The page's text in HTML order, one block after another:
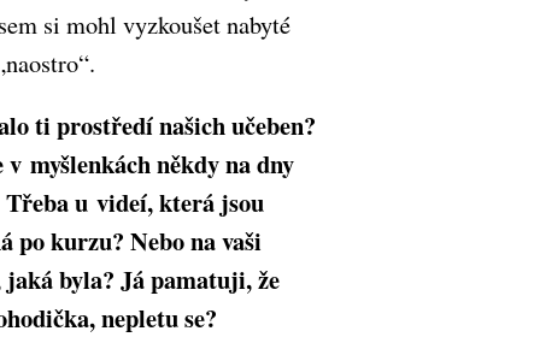
si mohl vyzkoušet nabyté
ti prostředí našich učeben?
v myšlenkách někdy na dny
u videí, která jsou
po kurzu? Nebo na vaši
byla? Já pamatuji, že
nepletu se?